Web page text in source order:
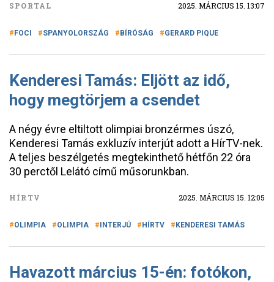
SPORTAL 2025. MÁRCIUS 15. 13:07
FOCI SPANYOLORSZÁG BÍRÓSÁG GERARD PIQUE
Kenderesi Tamás: Eljött az idő,
hogy megtörjem a csendet
A négy évre eltiltott olimpiai bronzérmes úszó,
Kenderesi Tamás exkluzív interjút adott a HírTV-nek.
A teljes beszélgetés megtekinthető hétfőn 22 óra
30 perctől Lelátó című műsorunkban.
HÍRTV 2025. MÁRCIUS 15. 12:05
OLIMPIA OLIMPIA INTERJÚ HÍRTV KENDERESI TAMÁS
Havazott március 15-én: fotókon,